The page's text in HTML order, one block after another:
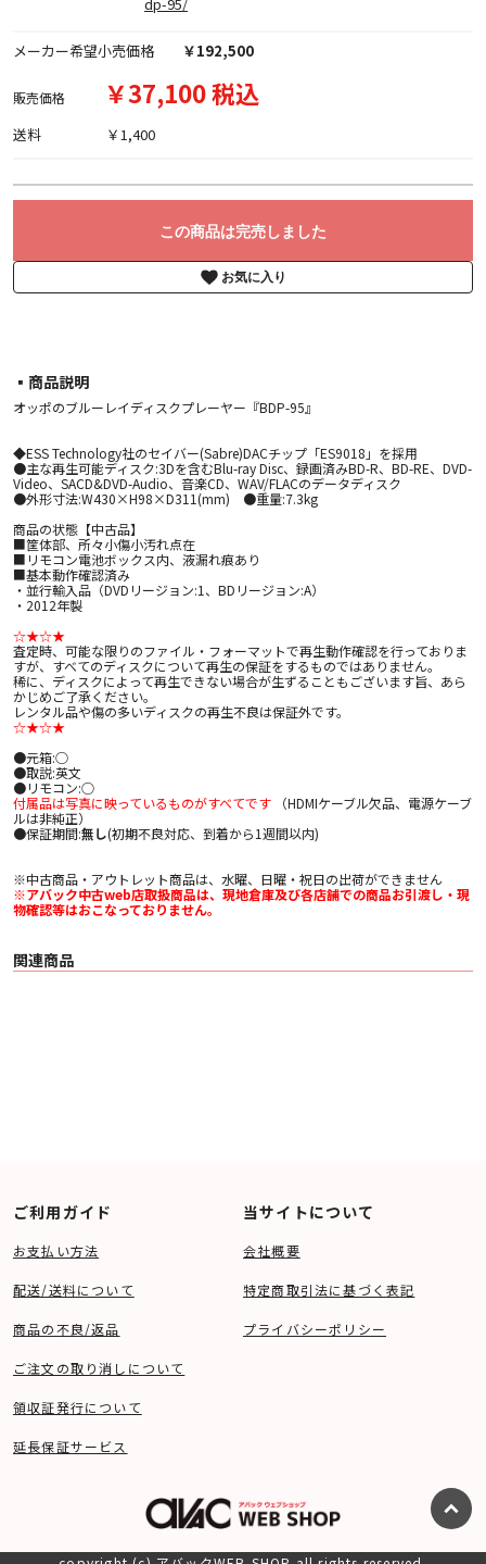
メーカー希望小売価格 ￥192,500
販売価格 ￥37,100 税込
送料 ￥1,400
この商品は完売しました
お気に入り
▪︎商品説明
オッポのブルーレイディスクプレーヤー『BDP-95』
◆ESS Technology社のセイバー(Sabre)DACチップ「ES9018」を採用
●主な再生可能ディスク:3Dを含むBlu-ray Disc、録画済みBD-R、BD-RE、DVD-
Video、SACD&DVD-Audio、音楽CD、WAV/FLACのデータディスク
●外形寸法:W430×H98×D311(mm) ●重量:7.3kg
商品の状態【中古品】
■筐体部、所々小傷小汚れ点在
■リモコン電池ボックス内、液漏れ痕あり
■基本動作確認済み
・並行輸入品（DVDリージョン:1、BDリージョン:A）
・2012年製
☆★☆★
査定時、可能な限りのファイル・フォーマットで再生動作確認を行っておりま
すが、すべてのディスクについて再生の保証をするものではありません。
稀に、ディスクによって再生できない場合が生ずることもございます旨、あら
かじめご了承ください。
レンタル品や傷の多いディスクの再生不良は保証外です。
☆★☆★
●元箱:○
●取説:英文
●リモコン:○
付属品は写真に映っているものがすべてです（HDMIケーブル欠品、電源ケーブ
ルは非純正）
●保証期間:無し(初期不良対応、到着から1週間以内)
※中古商品・アウトレット商品は、水曜、日曜・祝日の出荷ができません
※アバック中古web店取扱商品は、現地倉庫及び各店舗での商品お引渡し・現
物確認等はおこなっておりません。
関連商品
ご利用ガイド
お支払い方法
配送/送料について
商品の不良/返品
ご注文の取り消しについて
領収証発行について
延長保証サービス
当サイトについて
会社概要
特定商取引法に基づく表記
プライバシーポリシー